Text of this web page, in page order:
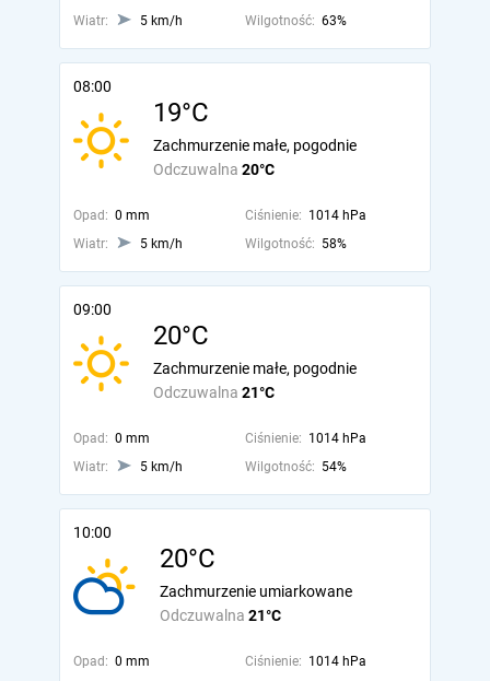
Wiatr: 5 km/h Wilgotność: 63%
08:00
19°C
Odczuwalna 20°C
Zachmurzenie małe, pogodnie
Opad: 0 mm Ciśnienie: 1014 hPa
Wiatr:
5 km/h Wilgotność: 58%
09:00
20°C
Odczuwalna 21°C
Zachmurzenie małe, pogodnie
Opad: 0 mm Ciśnienie: 1014 hPa
Wiatr:
5 km/h Wilgotność: 54%
10:00
20°C
Odczuwalna 21°C
Zachmurzenie umiarkowane
Opad: 0 mm Ciśnienie: 1014 hPa